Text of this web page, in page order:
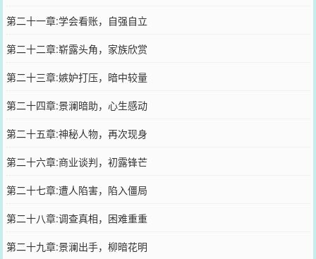
第二十一章:学会看账，自强自立
第二十二章:崭露头角，家族欣赏
第二十三章:嫉妒打压，暗中较量
第二十四章:景澜暗助，心生感动
第二十五章:神秘人物，再次现身
第二十六章:商业谈判，初露锋芒
第二十七章:遭人陷害，陷入僵局
第二十八章:调查真相，困难重重
第二十九章:景澜出手，柳暗花明